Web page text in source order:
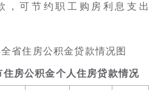
，可节约职工购房利息支出
省住房公积金贷款情况图
房公积金个人住房贷款情况